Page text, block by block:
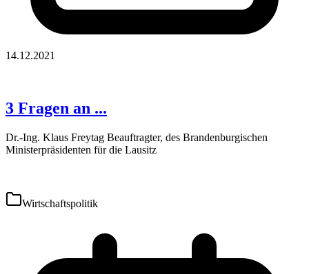
14.12.2021
3 Fragen an ...
Dr.-Ing. Klaus Freytag Beauftragter, des Brandenburgischen
Ministerpräsidenten für die Lausitz
Wirtschaftspolitik